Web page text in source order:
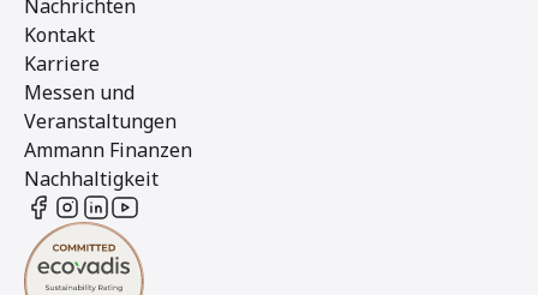
Nachrichten
Kontakt
Karriere
Messen und
Veranstaltungen
Ammann Finanzen
Nachhaltigkeit